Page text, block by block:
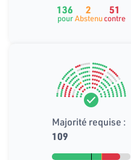
136
pour
2
Abstenu
51
contre
Majorité requise :
109